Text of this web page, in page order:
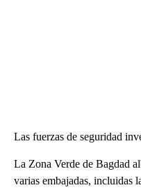
Las fuerzas de seguridad
La Zona Verde de Bagdad
varias embajadas, incluidas